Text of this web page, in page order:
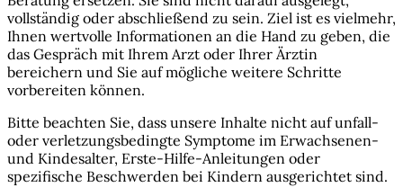
vollständig oder abschließend zu sein. Ziel ist es vielmehr,
Ihnen wertvolle Informationen an die Hand zu geben, die
das Gespräch mit Ihrem Arzt oder Ihrer Ärztin
bereichern und Sie auf mögliche weitere Schritte
vorbereiten können.
Bitte beachten Sie, dass unsere Inhalte nicht auf unfall-
oder verletzungsbedingte Symptome im Erwachsenen-
und Kindesalter, Erste-Hilfe-Anleitungen oder
spezifische Beschwerden bei Kindern ausgerichtet sind.